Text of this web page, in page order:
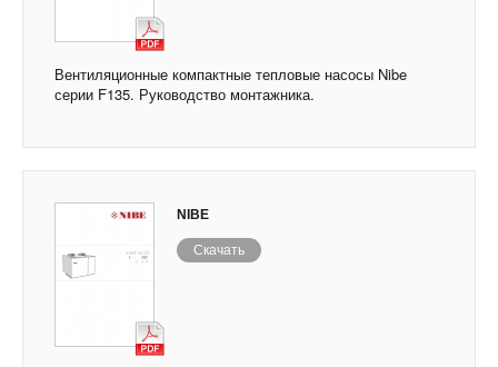
Вентиляционные компактные тепловые насосы Nibe
серии F135. Руководство монтажника.
NIBE
Скачать